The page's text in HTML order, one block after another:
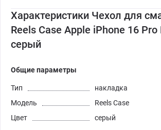
Характеристики Чехол для
Reels Case Apple iPhone 16
серый
Общие параметры
Тип
накладка
Модель
Reels Case
Цвет
серый